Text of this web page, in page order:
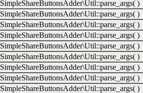
SimpleShareButtonsAdder\Util::parse_args( )
SimpleShareButtonsAdder\Util::parse_args( )
SimpleShareButtonsAdder\Util::parse_args( )
SimpleShareButtonsAdder\Util::parse_args( )
SimpleShareButtonsAdder\Util::parse_args( )
SimpleShareButtonsAdder\Util::parse_args( )
SimpleShareButtonsAdder\Util::parse_args( )
SimpleShareButtonsAdder\Util::parse_args( )
SimpleShareButtonsAdder\Util::parse_args( )